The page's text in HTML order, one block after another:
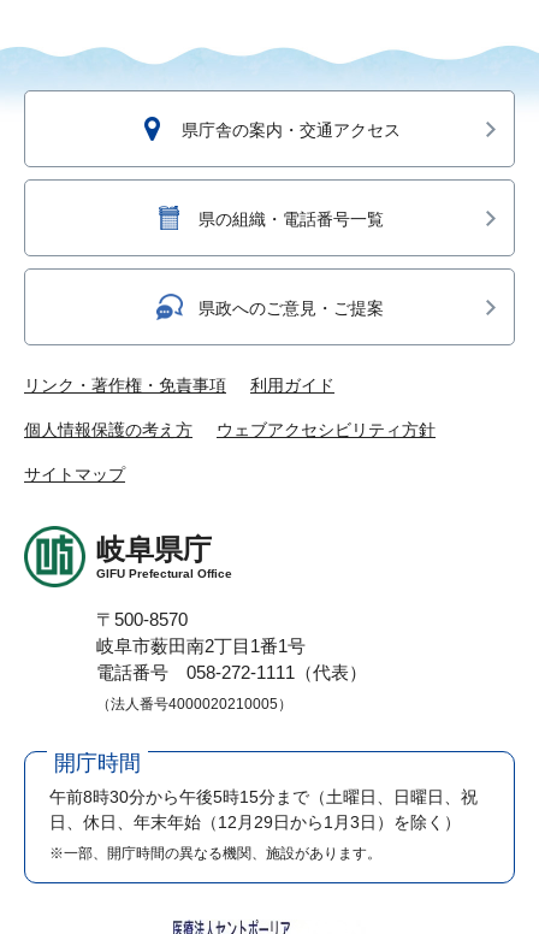
県庁舎の案内・交通アクセス
県の組織・電話番号一覧
県政へのご意見・ご提案
リンク・著作権・免責事項 利用ガイド
個人情報保護の考え方 ウェブアクセシビリティ方針
サイトマップ
岐阜県庁
GIFU Prefectural Office
〒500-8570
岐阜市薮田南2丁目1番1号
電話番号 058-272-1111（代表）
（法人番号4000020210005）
開庁時間
午前8時30分から午後5時15分まで （土曜日、日曜日、祝
日、休日、年末年始（12月29日から1月3日）を除く）
※一部、開庁時間の異なる機関、施設があります。